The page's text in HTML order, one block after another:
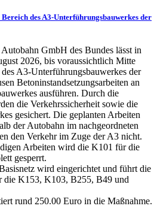
des A3-Unterführungsbauwerkes der
GmbH des Bundes lässt in
2026, bis voraussichtlich Mitte
A3-Unterführungsbauwerkes der
Betoninstandsetzungsarbeiten an
ausführen. Durch die
die Verkehrssicherheit sowie die
gesichert. Die geplanten Arbeiten
der Autobahn im nachgeordneten
den Verkehr im Zuge der A3 nicht.
Arbeiten wird die K101 für die
gesperrt.
wird eingerichtet und führt die
die K153, K103, B255, B49 und
rund 250.00 Euro in die Maßnahme.